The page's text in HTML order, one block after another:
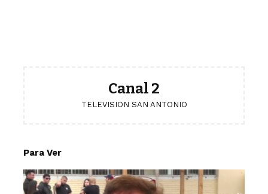
Canal 2
TELEVISION SAN ANTONIO
Para Ver